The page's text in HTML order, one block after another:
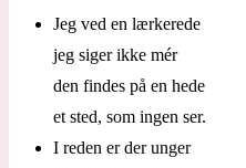
Jeg ved en lærkerede
jeg siger ikke mér
den findes på en hede
et sted, som ingen ser.
I reden er der unger